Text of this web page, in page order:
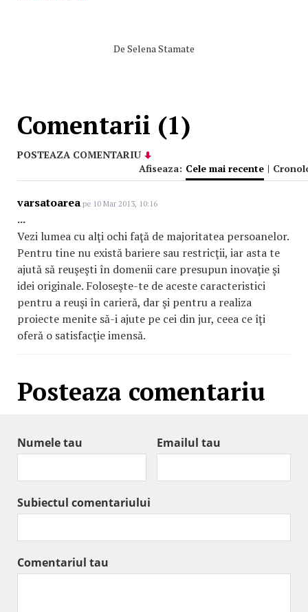
De Selena Stamate
Comentarii (1)
POSTEAZA COMENTARIU
Afiseaza: Cele mai recente |
varsatoarea pe 10 Mar 2013, 10:16
...
Vezi lumea cu alţi ochi faţă de majoritatea persoanelor.
Pentru tine nu există bariere sau restricţii, iar asta te
ajută să reuşeşti în domenii care presupun inovaţie şi
idei originale. Foloseşte-te de aceste caracteristici
pentru a reuşi în carieră, dar şi pentru a realiza
proiecte menite să-i ajute pe cei din jur, ceea ce îţi
oferă o satisfacţie imensă.
Posteaza comentariu
Numele tau Emailul tau
Subiectul comentariului
Comentariul tau